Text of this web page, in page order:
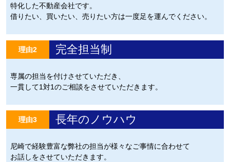
特化した不動産会社です。
借りたい、買いたい、売りたい方は一度足を運んでください。
理由2 完全担当制
専属の担当を付けさせていただき、
一貫して1対1のご相談をさせていただきます。
理由3 長年のノウハウ
尼崎で経験豊富な弊社の担当が様々なご事情に合わせて
お話しをさせていただきます。